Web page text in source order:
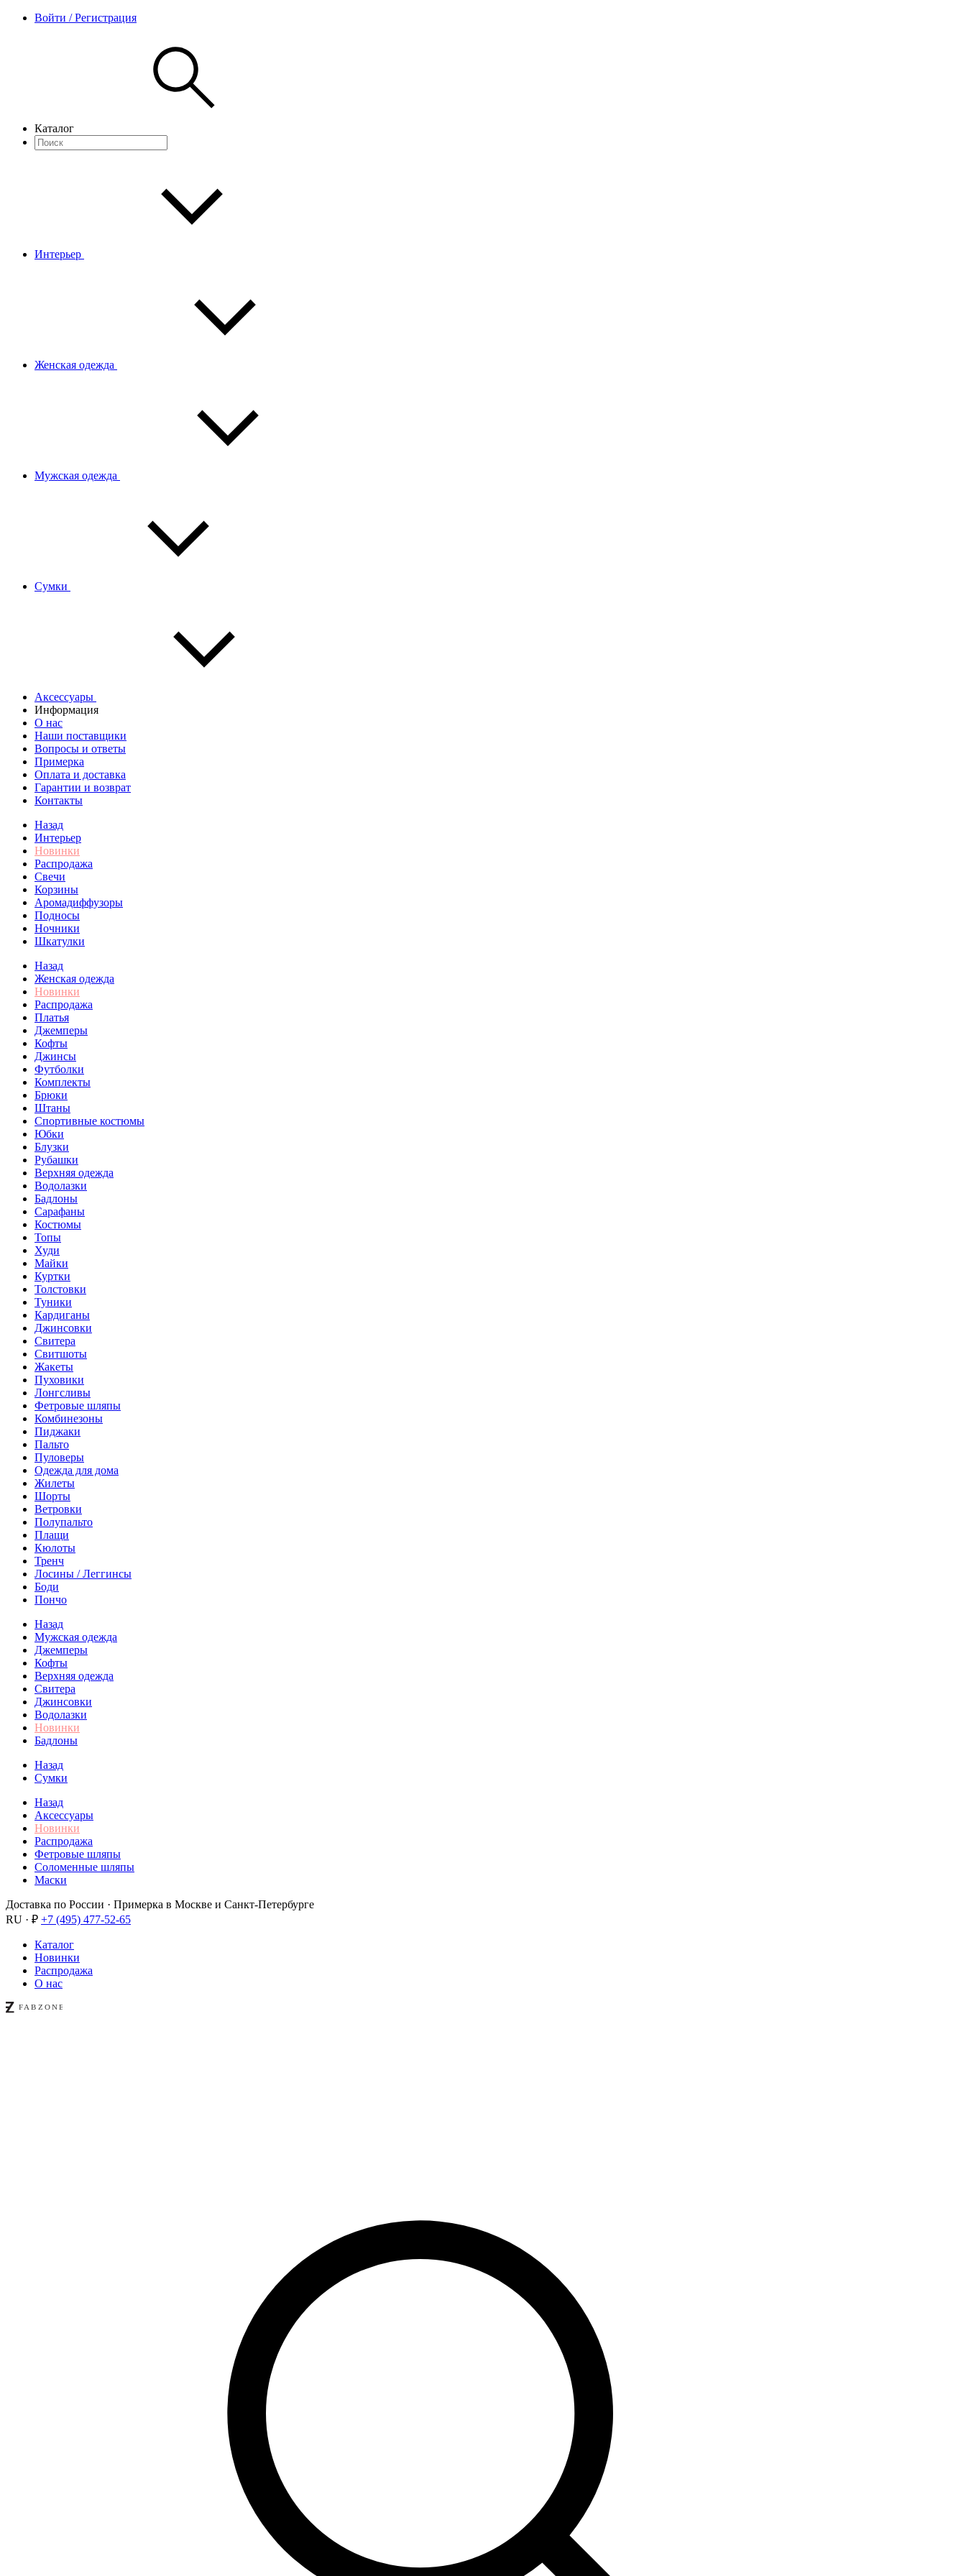
Войти / Регистрация
Каталог
Интерьер
Женская одежда
Мужская одежда
Сумки
Аксессуары
Информация
О нас
Наши поставщики
Вопросы и ответы
Примерка
Оплата и доставка
Гарантии и возврат
Контакты
Назад
Интерьер
Новинки
Распродажа
Свечи
Корзины
Аромадиффузоры
Подносы
Ночники
Шкатулки
Назад
Женская одежда
Новинки
Распродажа
Платья
Джемперы
Кофты
Джинсы
Футболки
Комплекты
Брюки
Штаны
Спортивные костюмы
Юбки
Блузки
Рубашки
Верхняя одежда
Водолазки
Бадлоны
Сарафаны
Костюмы
Топы
Худи
Майки
Куртки
Толстовки
Туники
Кардиганы
Джинсовки
Свитера
Свитшоты
Жакеты
Пуховики
Лонгсливы
Фетровые шляпы
Комбинезоны
Пиджаки
Пальто
Пуловеры
Одежда для дома
Жилеты
Шорты
Ветровки
Полупальто
Плащи
Кюлоты
Тренч
Лосины / Леггинсы
Боди
Пончо
Назад
Мужская одежда
Джемперы
Кофты
Верхняя одежда
Свитера
Джинсовки
Водолазки
Новинки
Бадлоны
Назад
Сумки
Назад
Аксессуары
Новинки
Распродажа
Фетровые шляпы
Соломенные шляпы
Маски
Доставка по России · Примерка в Москве и Санкт-Петербурге
RU · ₽ +7 (495) 477-52-65
Каталог
Новинки
Распродажа
О нас